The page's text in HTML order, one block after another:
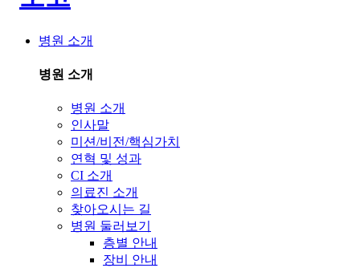
병원 소개
병원 소개
병원 소개
인사말
미션/비전/핵심가치
연혁 및 성과
CI 소개
의료진 소개
찾아오시는 길
병원 둘러보기
층별 안내
장비 안내